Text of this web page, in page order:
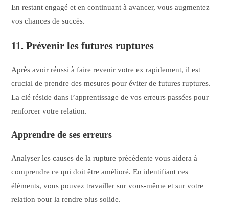
En restant engagé et en continuant à avancer, vous augmentez
vos chances de succès.
11. Prévenir les futures ruptures
Après avoir réussi à faire revenir votre ex rapidement, il est
crucial de prendre des mesures pour éviter de futures ruptures.
La clé réside dans l’apprentissage de vos erreurs passées pour
renforcer votre relation.
Apprendre de ses erreurs
Analyser les causes de la rupture précédente vous aidera à
comprendre ce qui doit être amélioré. En identifiant ces
éléments, vous pouvez travailler sur vous-même et sur votre
relation pour la rendre plus solide.